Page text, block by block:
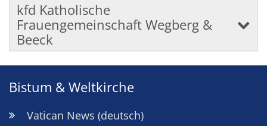
kfd Katholische
Frauengemeinschaft Wegberg &
Beeck
Bistum & Weltkirche
Vatican News (deutsch)